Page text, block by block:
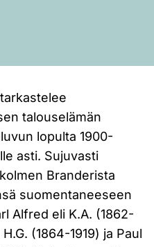
talouselämän
lopulta 1900-
asti. Sujuvasti
Branderista
suomentaneeseen
Alfred eli K.A. (1862-
(1864-1919) ja Paul